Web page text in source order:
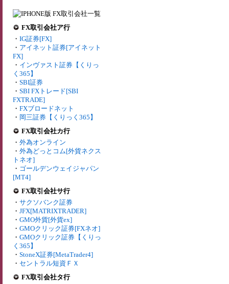
FX取引会社ア行
・ IG証券[FX]
・ アイネット証券[アイネット
FX]
・ インヴァスト証券【くりっ
く365】
・ SBI証券
・ SBI FXトレード[SBI
FXTRADE]
・ FXブロードネット
・ 岡三証券【くりっく365】
FX取引会社カ行
・ 外為オンライン
・ 外為どっとコム[外貨ネクス
トネオ]
・ ゴールデンウェイジャパン
[MT4]
FX取引会社サ行
・ サクソバンク証券
・ JFX[MATRIXTRADER]
・ GMO外貨[外貨ex]
・ GMOクリック証券[FXネオ]
・ GMOクリック証券【くりっ
く365】
・ StoneX証券[MetaTrader4]
・ セントラル短資ＦＸ
FX取引会社タ行